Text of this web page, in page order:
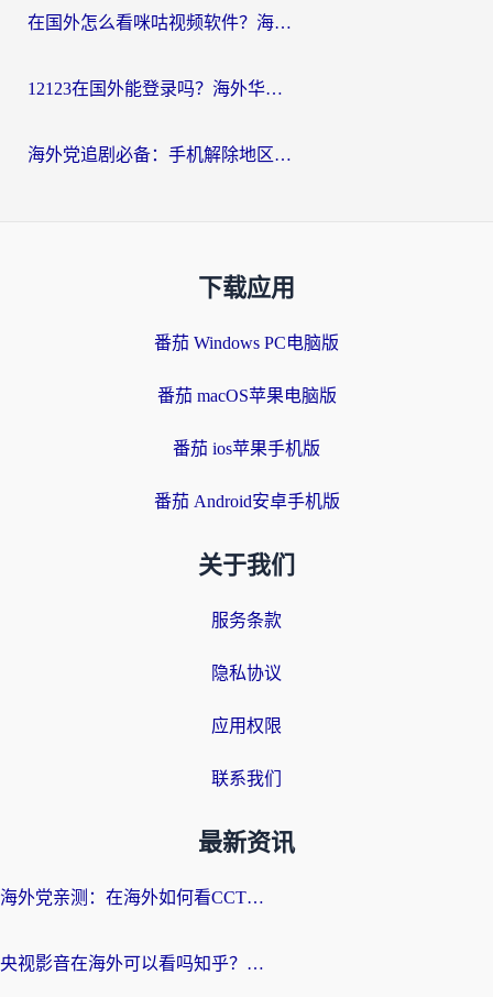
在国外怎么看咪咕视频软件？海外党亲测有效的回国加速方案
12123在国外能登录吗？海外华人必看的回国加速实用指南
海外党追剧必备：手机解除地区限制app怎么选？解决央视视频&国内剧地区限制全指南
下载应用
番茄 Windows PC电脑版
番茄 macOS苹果电脑版
番茄 ios苹果手机版
番茄 Android安卓手机版
关于我们
服务条款
隐私协议
应用权限
联系我们
最新资讯
海外党亲测：在海外如何看CCTV？告别“仅限大陆播放”的实用指南
央视影音在海外可以看吗知乎？留学生亲测：3步解决地域限制+追剧自由